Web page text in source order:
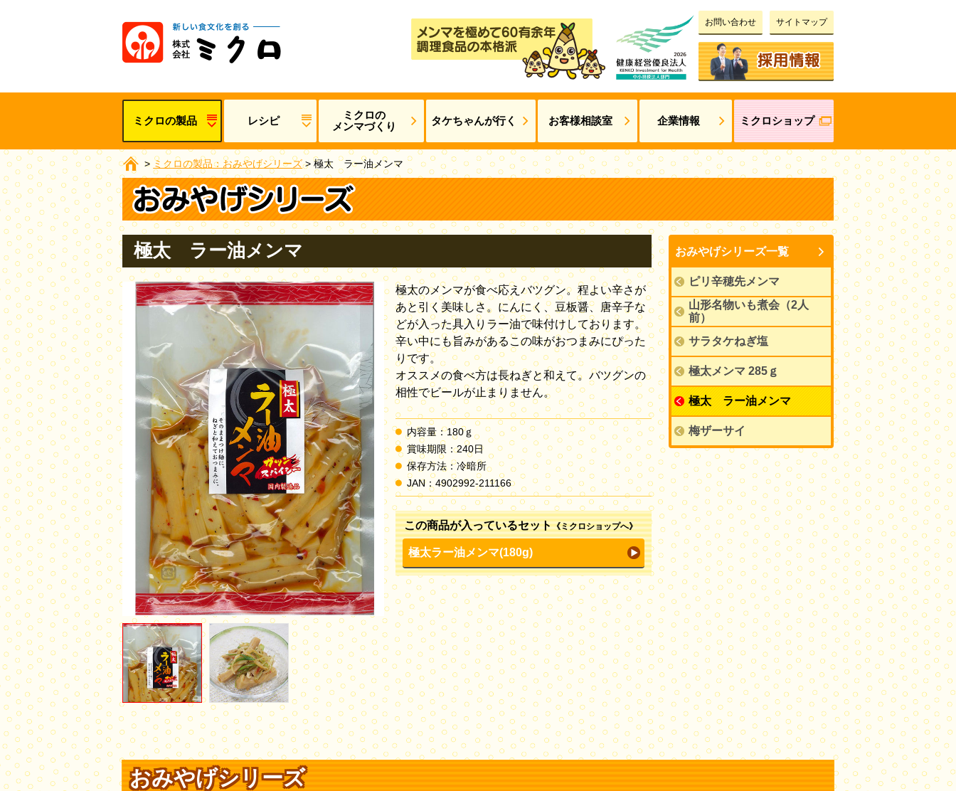
お問い合わせ サイトマップ
ミクロの製品 レシピ
ミクロの
メンマづくり
タケちゃんが行く お客様相談室 企業情報 ミクロショップ
> ミクロの製品：おみやげシリーズ> 極太 ラー油メンマ
極太 ラー油メンマ
極太のメンマが食べ応えバツグン。程よい辛さが
あと引く美味しさ。にんにく、豆板醤、唐辛子な
どが入った具入りラー油で味付けしております。
辛い中にも旨みがあるこの味がおつまみにぴった
りです。
オススメの食べ方は長ねぎと和えて。バツグンの
相性でビールが止まりません。
内容量：180ｇ
賞味期限：240日
保存方法：冷暗所
JAN：4902992-211166
この商品が入っているセット《ミクロショップへ》
極太ラー油メンマ(180g)
おみやげシリーズ一覧
ピリ辛穂先メンマ
山形名物いも煮会（2人
前）
サラタケねぎ塩
極太メンマ 285ｇ
極太 ラー油メンマ
梅ザーサイ
おみやげシリーズ